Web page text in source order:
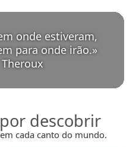
onde estiveram,
para onde irão.
descobrir
cada canto do mundo.